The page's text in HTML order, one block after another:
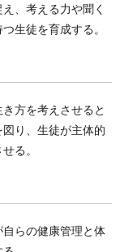
、考える力や聞く
生徒を育成する。
方を考えさせると
り、生徒が主体的
る。
らの健康管理と体